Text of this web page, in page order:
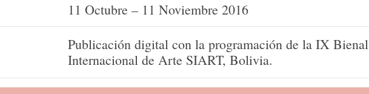
11 Octubre – 11 Noviembre 2016
Publicación digital con la programación de la IX Bienal
Internacional de Arte SIART, Bolivia.